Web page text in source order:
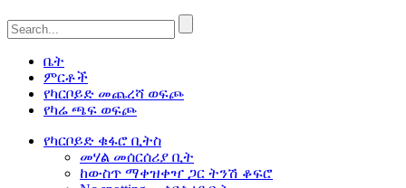
ቤት
ምርቶች
የካርቦይድ መጨረሻ ወፍጮ
የካሬ ጫፍ ወፍጮ
የካርቦይድ ቁፋሮ ቢትስ
መሃል መሰርሰሪያ ቢት
ከውስጥ ማቀዝቀዣ ጋር ትንሽ ቆፍሮ